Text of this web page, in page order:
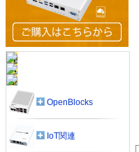
OpenBlocks
IoT関連